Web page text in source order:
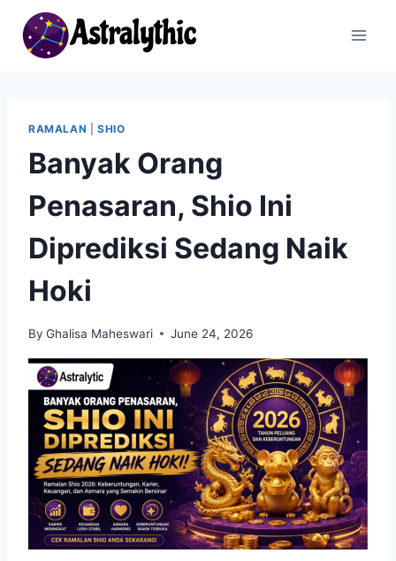
content
RAMALAN SHIO
Banyak Orang
Penasaran, Shio Ini
Diprediksi Sedang Naik
Hoki
By Ghalisa Maheswari June 24, 2026